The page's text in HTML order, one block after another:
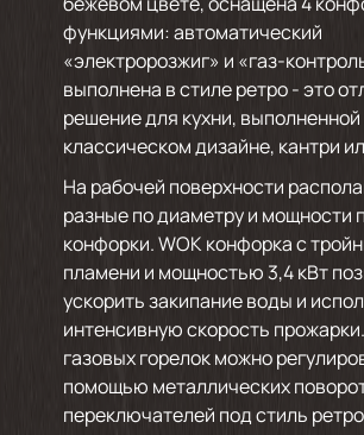
функциями: автоматический
«электророзжиг» и «газ-
выполнена в стиле ретро - это
решение для кухни, выполненной
классическом дизайне, кантри
На рабочей поверхности
разные по диаметру и мощности
конфорки. WOK конфорка с
пламени и мощностью 3,4 кВт
ускорить закипание воды и
интенсивную скорость
газовых горелок можно
помощью металлических
переключателей под стиль